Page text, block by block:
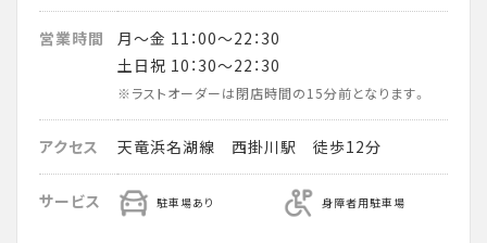
営業時間
月～金 11：00～22：30
土日祝 10：30～22：30
※ラストオーダーは閉店時間の15分前となります。
アクセス 天竜浜名湖線 西掛川駅 徒歩12分
サービス 駐車場あり 身障者用駐車場